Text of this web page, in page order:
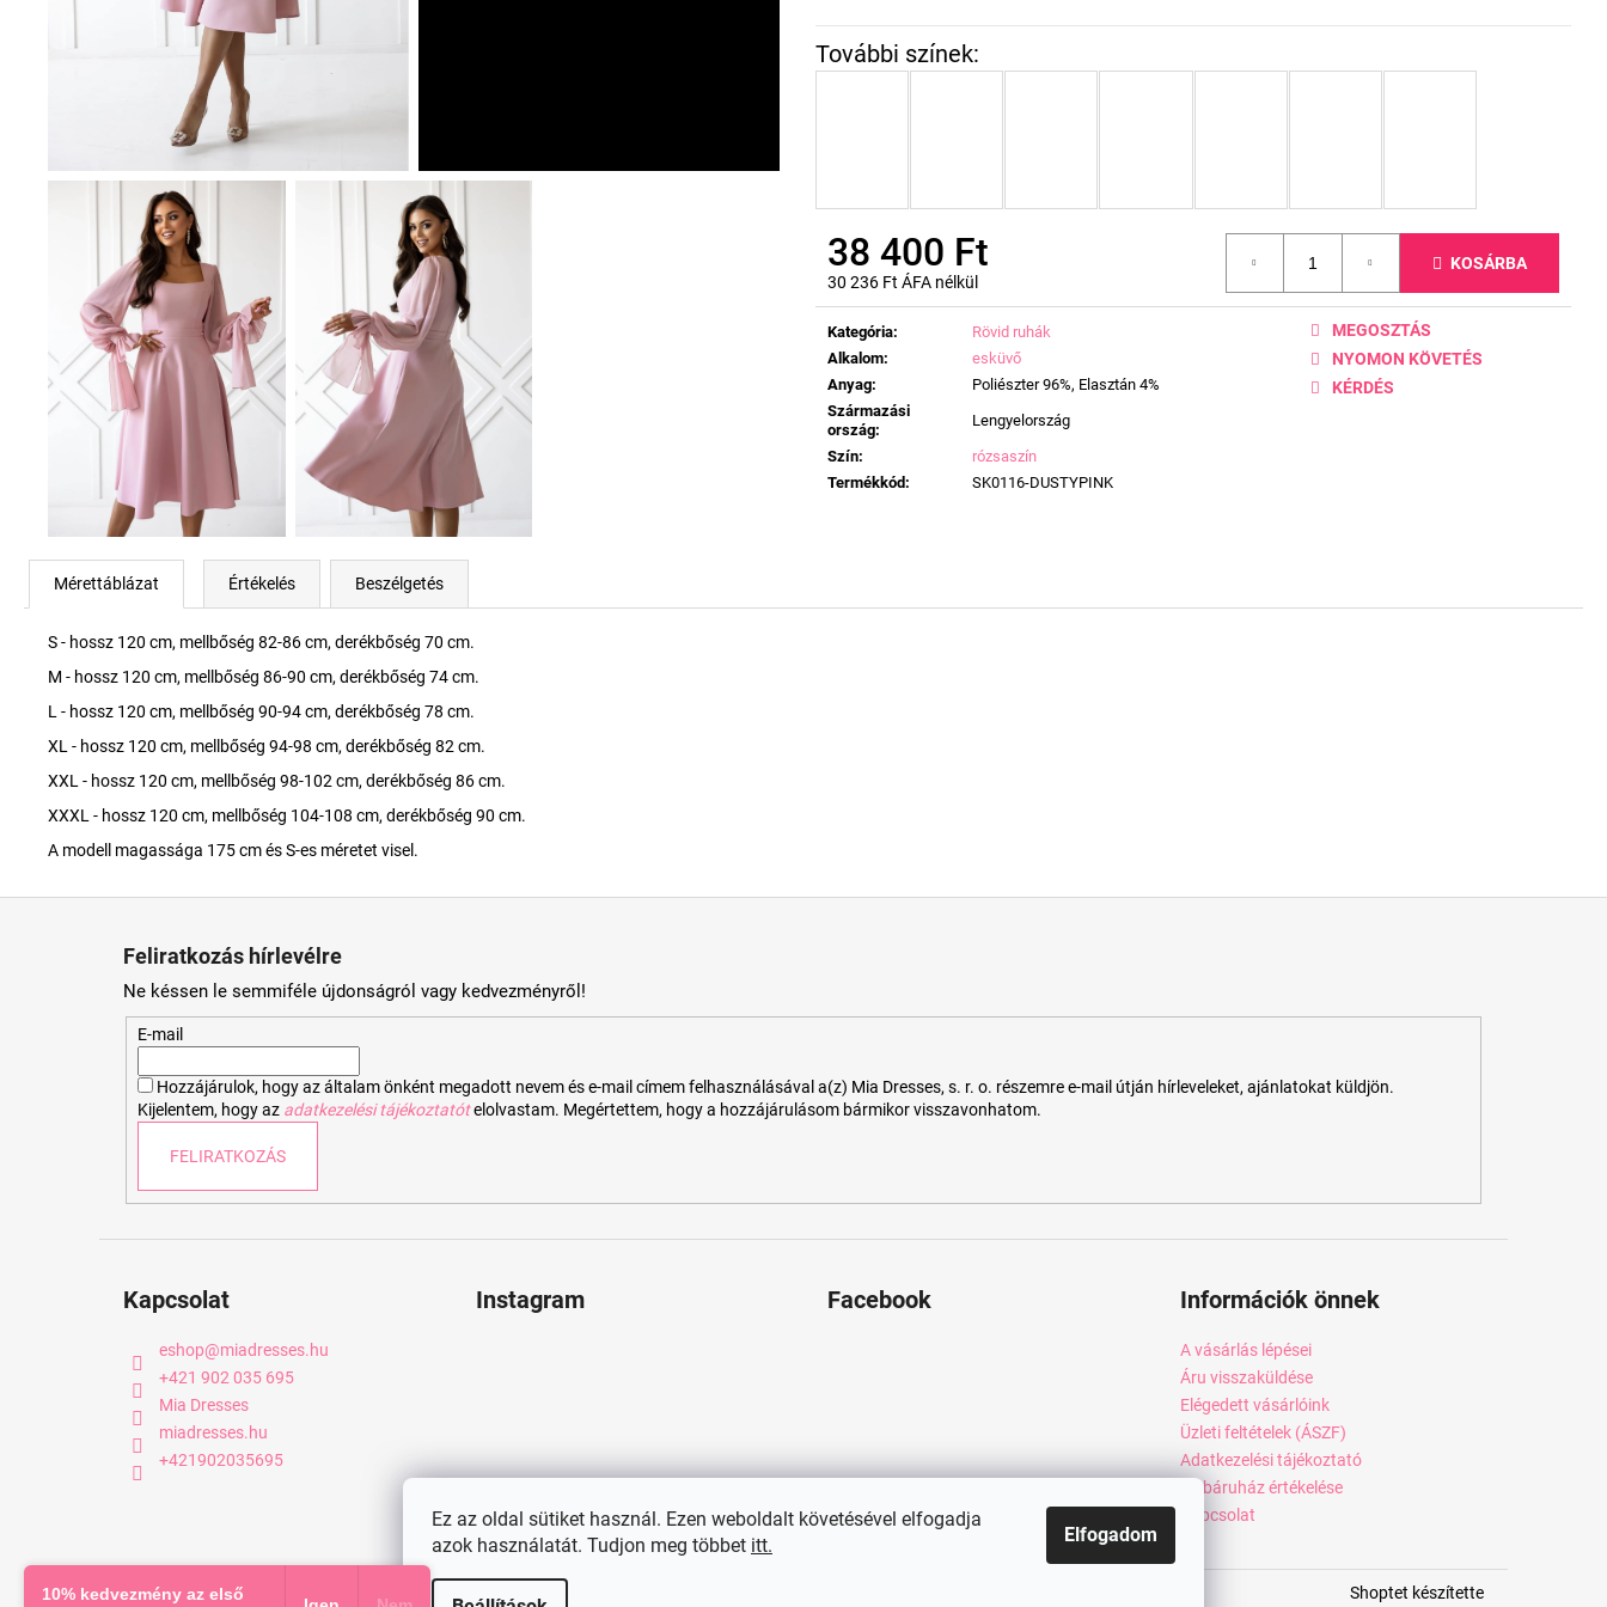
Ez az oldal sütiket használ. Ezen weboldalt követésével elfogadja
azok használatát. Tudjon meg többet itt. Elfogadom
38 400 Ft
30 236 Ft ÁFA nélkül
Egységár:
KOSÁRBA
Kategória:
Rövid ruhák
Alkalom:
esküvő
Anyag:
Poliészter 96%, Elasztán 4%
Származási
ország:
Lengyelország
Szín:
rózsaszín
Termékkód: SK0116-DUSTYPINK
KÉRDÉS
NYOMON KÖVETÉS
MEGOSZTÁS
Mérettáblázat Értékelés Beszélgetés
S - hossz 120 cm, mellbőség 82-86 cm, derékbőség 70 cm.
M - hossz 120 cm, mellbőség 86-90 cm, derékbőség 74 cm.
L - hossz 120 cm, mellbőség 90-94 cm, derékbőség 78 cm.
XL - hossz 120 cm, mellbőség 94-98 cm, derékbőség 82 cm.
XXL - hossz 120 cm, mellbőség 98-102 cm, derékbőség 86 cm.
XXXL - hossz 120 cm, mellbőség 104-108 cm, derékbőség 90 cm.
A modell magassága 175 cm és S-es méretet visel.
Feliratkozás hírlevélre
Ne késsen le semmiféle újdonságról vagy kedvezményről!
E-mail
Hozzájárulok, hogy az általam önként megadott nevem és e-mail címem felhasználásával a(z) Mia Dresses, s. r. o. részemre e-mail útján hírleveleket, ajánlatokat küldjön.
Kijelentem, hogy az adatkezelési tájékoztatót elolvastam. Megértettem, hogy a hozzájárulásom bármikor visszavonhatom.
FELIRATKOZÁS
Kapcsolat
eshop@miadresses.hu
+421 902 035 695
Mia Dresses
miadresses.hu
+421902035695
Instagram Facebook Információk önnek
A vásárlás lépései
Áru visszaküldése
Elégedett vásárlóink
Üzleti feltételek (ÁSZF)
Adatkezelési tájékoztató
Webáruház értékelése
Kapcsolat
Shoptet készítette
Copyright 2026miadresses.hu
10% kedvezmény az első